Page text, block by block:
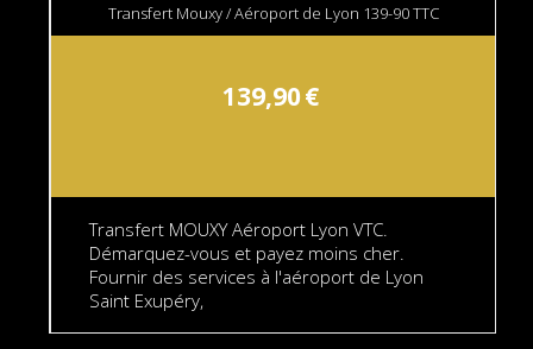
Transfert Mouxy / Aéroport de Lyon 139-90 TTC
139,90€
Transfert MOUXY Aéroport Lyon VTC.
Démarquez-vous et payez moins cher.
Fournir des services à l'aéroport de Lyon
Saint Exupéry,